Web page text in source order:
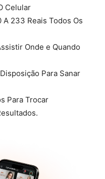
Celular
A 233 Reais Todos Os
Onde e Quando
Para Sanar
Para Trocar